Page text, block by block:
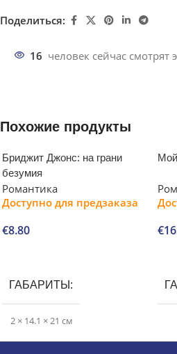
Поделиться:
16 человек сейчас смотрят
Похожие продукты
Бриджит Джонс: на грани
безумия
Романтика
Доступно для предзаказа
€8.80
ГАБАРИТЫ
2 × 14.1 × 21 см
€